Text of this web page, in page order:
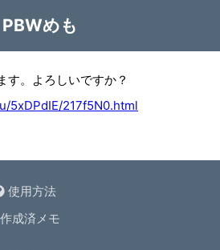
PBWめも
す。よろしいですか？
5xDPdIE/217f5N0.html
使用方法
作成済メモ